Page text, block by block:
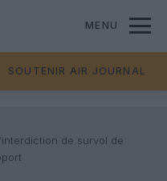
MENU
SOUTENIR AIR JOURNAL
de survol de